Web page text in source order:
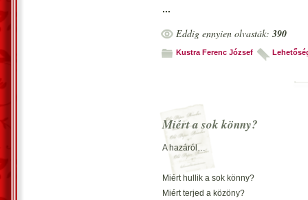
(Bokorrímes)
Az ember a farkasa az embernek,
De az életben ez jutott a főemlősnek!
(3 soros-zárttükrös trió)
Csak ebben az ezeregyszáz évben,
Voltak tragédiáink nagyon is
Csak ebben az ezeregyszáz évben.
...
Eddig ennyien olvasták: 390
Kustra Ferenc József
Miért a sok könny?
A hazáról…
Miért hullik a sok könny?
Miért terjed a közöny?